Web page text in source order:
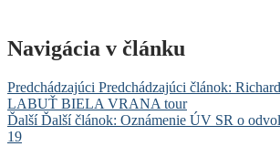
Navigácia v článku
Predchádzajúci Predchádzajúci článok:
LABUŤ BIELA VRANA tour
Ďalší Ďalší článok: Oznámenie ÚV SR o
19